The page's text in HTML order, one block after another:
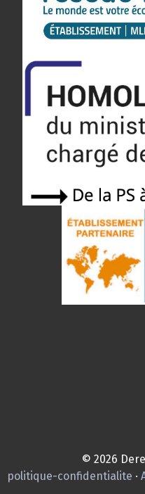
© 2026
politique-confidentialite ·